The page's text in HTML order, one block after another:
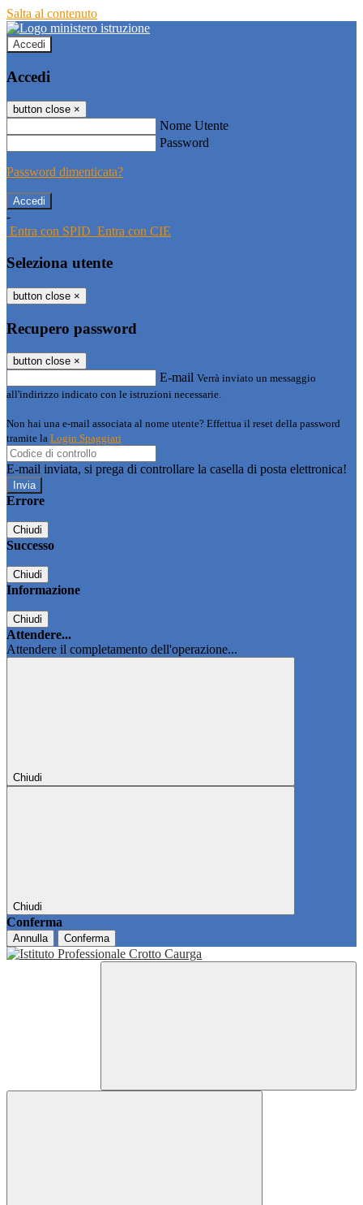
Salta al contenuto
Accedi
Accedi
button close ×
Nome Utente
Password
Password dimenticata?
-
Entra con SPID Entra con CIE
Seleziona utente
button close ×
Recupero password
button close ×
E-mail Verrà inviato un messaggio
all'indirizzo indicato con le istruzioni necessarie.
Non hai una e-mail associata al nome utente? Effettua il reset della password
tramite la Login Spaggiari
E-mail inviata, si prega di controllare la casella di posta elettronica!
Errore
Chiudi
Successo
Chiudi
Informazione
Chiudi
Attendere...
Attendere il completamento dell'operazione...
Chiudi
Chiudi
Conferma
Annulla Conferma